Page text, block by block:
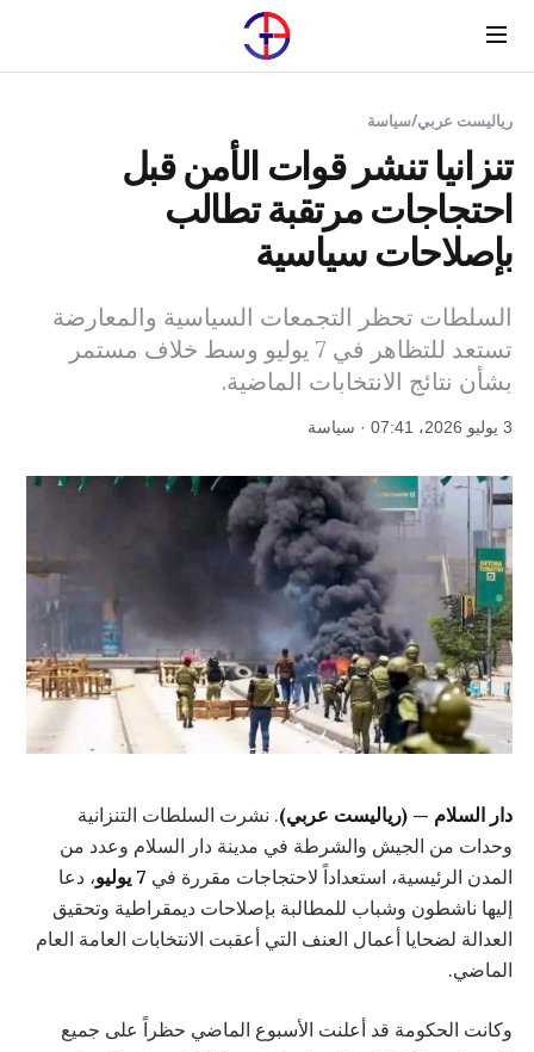
Menu
رياليست عربي/سياسة
تنزانيا تنشر قوات الأمن قبل
احتجاجات مرتقبة تطالب
بإصلاحات سياسية
السلطات تحظر التجمعات السياسية والمعارضة
تستعد للتظاهر في 7 يوليو وسط خلاف مستمر
بشأن نتائج الانتخابات الماضية.
3 يوليو 2026، 07:41 · سياسة
دار السلام — (رياليست عربي). نشرت السلطات التنزانية
وحدات من الجيش والشرطة في مدينة دار السلام وعدد من
المدن الرئيسية، استعداداً لاحتجاجات مقررة في 7 يوليو
، دعا
إليها ناشطون وشباب للمطالبة بإصلاحات ديمقراطية وتحقيق
العدالة لضحايا أعمال العنف التي أعقبت الانتخابات العامة العام
الماضي.
وكانت الحكومة قد أعلنت الأسبوع الماضي حظراً على جميع